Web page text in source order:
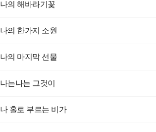
나의 해바라기꽃
나의 한가지 소원
나의 마지막 선물
나는나는 그것이
나 홀로 부르는 비가